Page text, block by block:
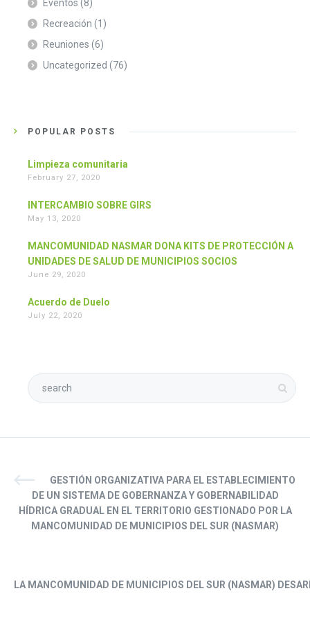
Eventos (8)
Recreación (1)
Reuniones (6)
Uncategorized (76)
POPULAR POSTS
Limpieza comunitaria
February 27, 2020
INTERCAMBIO SOBRE GIRS
May 13, 2020
MANCOMUNIDAD NASMAR DONA KITS DE PROTECCIÓN A
UNIDADES DE SALUD DE MUNICIPIOS SOCIOS
June 29, 2020
Acuerdo de Duelo
July 22, 2020
GESTIÓN ORGANIZATIVA PARA EL ESTABLECIMIENTO
DE UN SISTEMA DE GOBERNANZA Y GOBERNABILIDAD
HÍDRICA GRADUAL EN EL TERRITORIO GESTIONADO POR LA
MANCOMUNIDAD DE MUNICIPIOS DEL SUR (NASMAR)
LA MANCOMUNIDAD DE MUNICIPIOS DEL SUR (NASMAR)